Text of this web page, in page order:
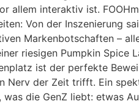
allem interaktiv ist.
Von der Inszenierung
Markenbotschaften –
riesigen Pumpkin Spice
ist der perfekte
Nerv der Zeit trifft. Ein
was die GenZ liebt: etwas